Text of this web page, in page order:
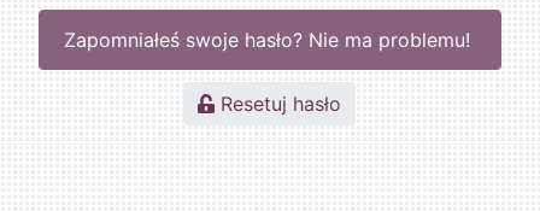
Zapomniałeś swoje hasło? Nie ma problemu!
Resetuj hasło